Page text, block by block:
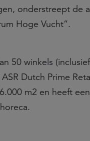
onderstreept de
Hoge Vucht”.
50 winkels
Dutch Prime
m2 en heeft